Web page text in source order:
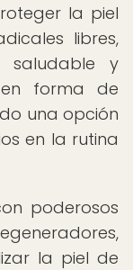
la piel
libres,
saludable y
en forma de
una opción
en la rutina
poderosos
la piel de